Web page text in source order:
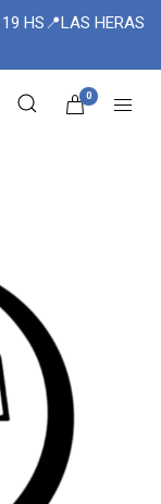
HS📍LAS HERAS
0